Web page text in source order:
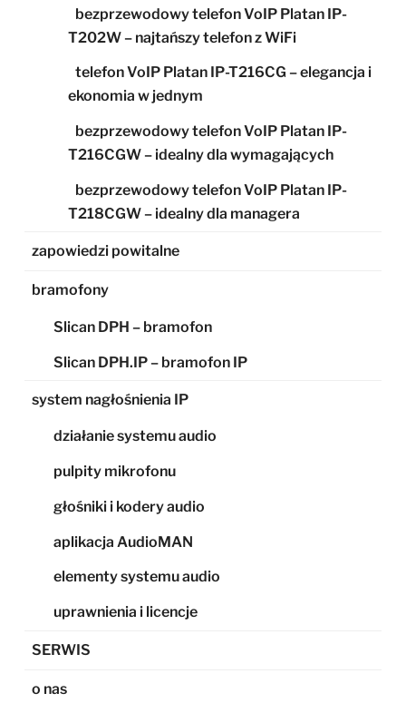
bezprzewodowy telefon VoIP Platan IP-
T202W – najtańszy telefon z WiFi
telefon VoIP Platan IP-T216CG – elegancja i
ekonomia w jednym
bezprzewodowy telefon VoIP Platan IP-
T216CGW – idealny dla wymagających
bezprzewodowy telefon VoIP Platan IP-
T218CGW – idealny dla managera
zapowiedzi powitalne
bramofony
Slican DPH – bramofon
Slican DPH.IP – bramofon IP
system nagłośnienia IP
działanie systemu audio
pulpity mikrofonu
głośniki i kodery audio
aplikacja AudioMAN
elementy systemu audio
uprawnienia i licencje
SERWIS
o nas